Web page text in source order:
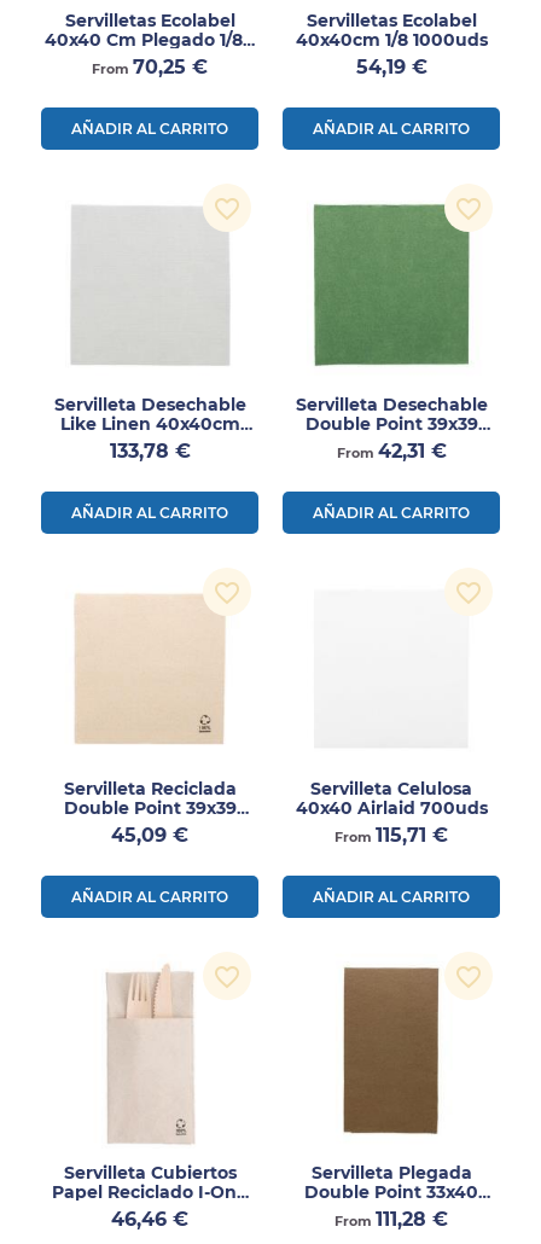
Servilletas Ecolabel
40x40 Cm Plegado 1/8 –
Papel Reciclado Natural
1200uds
From Precio
70,25 €
AÑADIR AL CARRITO
Servilletas Ecolabel
40x40cm 1/8 1000uds
Precio
54,19 €
AÑADIR AL CARRITO
Servilleta Desechable
Like Linen 40x40cm
600uds
Precio
133,78 €
AÑADIR AL CARRITO
favorite_border
Servilleta Desechable
Double Point 39x39
1200uds
From Precio
42,31 €
AÑADIR AL CARRITO
favorite_border
Servilleta Reciclada
Double Point 39x39
1200uds
Precio
45,09 €
AÑADIR AL CARRITO
favorite_border
Servilleta Celulosa
40x40 Airlaid 700uds
From Precio
115,71 €
AÑADIR AL CARRITO
favorite_border
Servilleta Cubiertos
Papel Reciclado I-One
1600uds
Precio
46,46 €
favorite_border
Servilleta Plegada
Double Point 33x40
2000uds
From Precio
111,28 €
favorite_border